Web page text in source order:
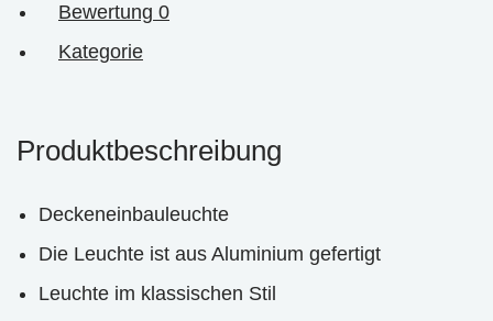
Bewertung 0
Kategorie
Produktbeschreibung
Deckeneinbauleuchte
Die Leuchte ist aus Aluminium gefertigt
Leuchte im klassischen Stil